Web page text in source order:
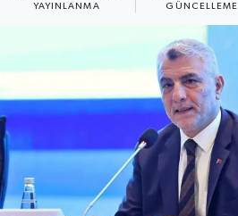
YAYINLANMA GÜNCELLEME
Bi̇li̇m & Teknoloji̇
Dünya
Eği̇ti̇m